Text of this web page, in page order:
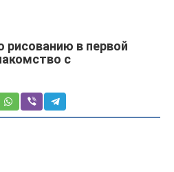
рисованию в первой
с